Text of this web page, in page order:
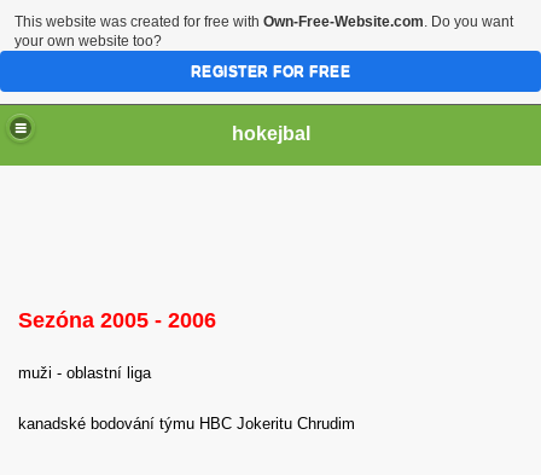
hokejbal
Sezóna 2005 - 2006
muži - oblastní liga
kanadské bodování týmu HBC Jokeritu Chrudim
This website was created for free with Own-Free-Website.com. Do you want
your own website too?
REGISTER FOR FREE